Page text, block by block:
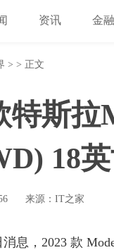
资讯 金融
> > 正文
特斯
18
来源：IT之家
消息，2023 款